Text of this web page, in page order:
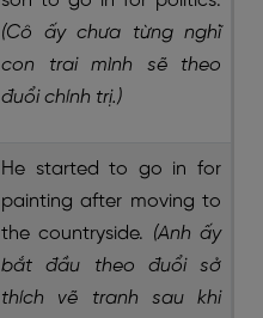
(Cô ấy chưa từng nghĩ
con trai mình sẽ theo
đuổi chính trị.)
He started to go in for
painting after moving to
the countryside. (Anh ấy
bắt đầu theo đuổi sở
thích vẽ tranh sau khi